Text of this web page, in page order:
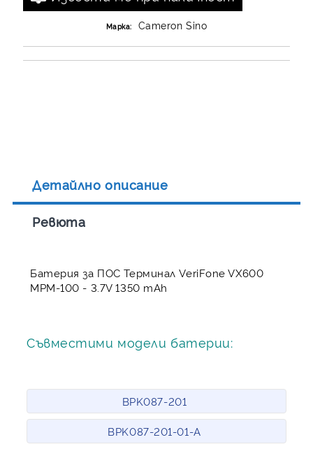
Марка: Cameron Sino
Детайлно описание
Ревюта
Батерия за ПОС Терминал VeriFone VX600
MPM-100 - 3.7V 1350 mAh
Съвместими модели батерии:
BPK087-201
BPK087-201-01-A